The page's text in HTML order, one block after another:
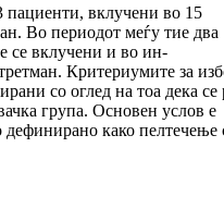
вклу­чени во 15
Во периодот меѓу тие два
се вклучени и во ин­
Кри­териумите за
со оглед на тоа дека
гру­па. Основен услов е
дефинирано како пелтечење